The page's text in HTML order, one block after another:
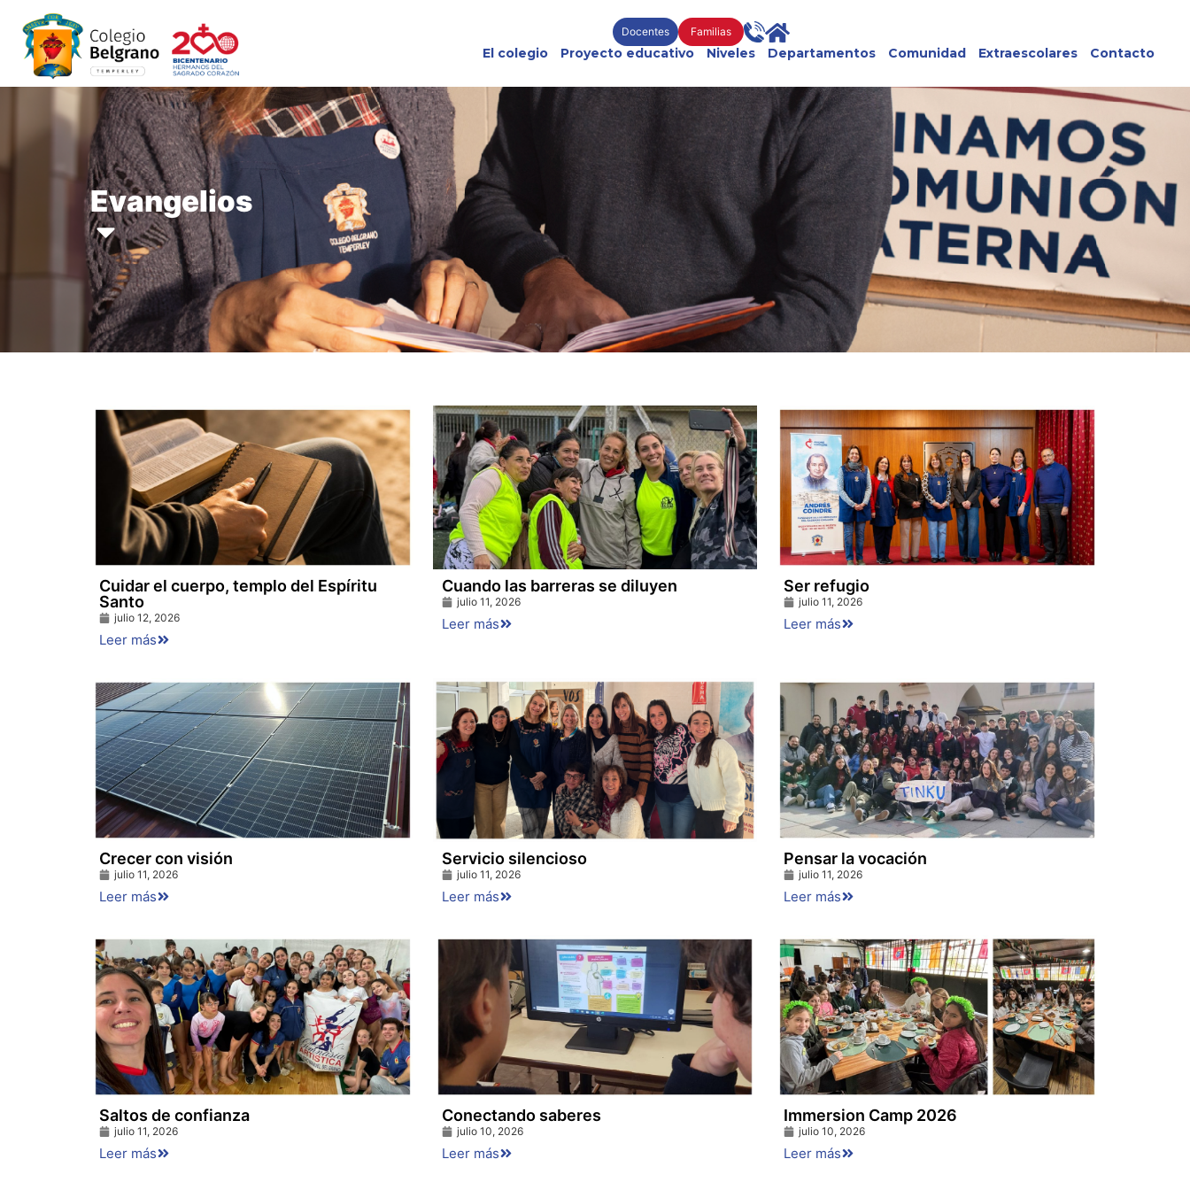
Docentes Familias
El colegio Proyecto educativo Niveles Departamentos Comunidad Extraescolares Contacto
Evangelios
Cuidar el cuerpo, templo del Espíritu
Santo
julio 12, 2026
Leer más
Cuando las barreras se diluyen
julio 11, 2026
Leer más
Ser refugio
julio 11, 2026
Leer más
Crecer con visión
julio 11, 2026
Leer más
Servicio silencioso
julio 11, 2026
Leer más
Pensar la vocación
julio 11, 2026
Leer más
Saltos de confianza
julio 11, 2026
Leer más
Conectando saberes
julio 10, 2026
Leer más
Immersion Camp 2026
julio 10, 2026
Leer más